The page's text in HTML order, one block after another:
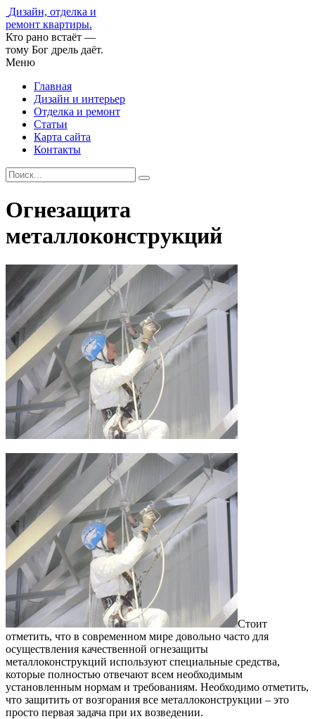
Дизайн, отделка и
ремонт квартиры.
Кто рано встаёт —
тому Бог дрель даёт.
Меню
Главная
Дизайн и интерьер
Отделка и ремонт
Статьи
Карта сайта
Контакты
Огнезащита
металлоконструкций
Стоит
отметить, что в современном мире довольно часто для
осуществления качественной огнезащиты
металлоконструкций используют специальные средства,
которые полностью отвечают всем необходимым
установленным нормам и требованиям. Необходимо отметить,
что защитить от возгорания все металлоконструкции – это
просто первая задача при их возведении.